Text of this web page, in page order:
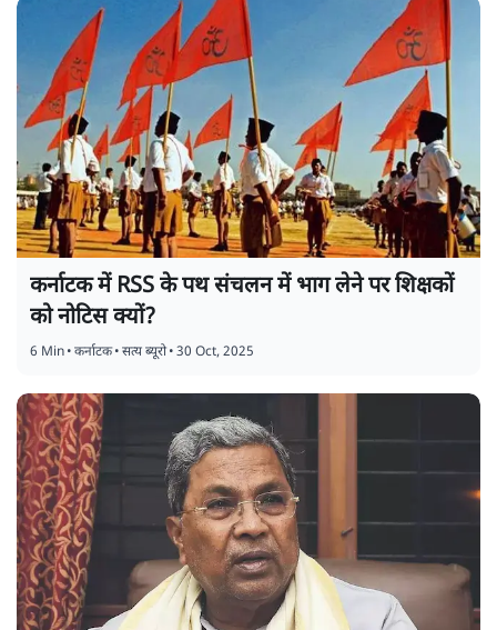
कर्नाटक में RSS के पथ संचलन में भाग लेने पर शिक्षकों
को नोटिस क्यों?
6 Min•कर्नाटक•सत्य ब्यूरो•30 Oct, 2025